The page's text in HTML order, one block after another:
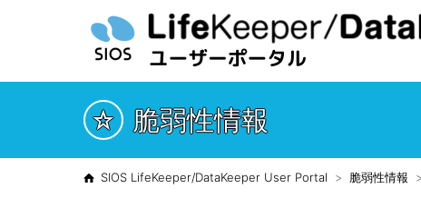
脆弱性情報
SIOS LifeKeeper/DataKeeper User Portal 脆弱性情報